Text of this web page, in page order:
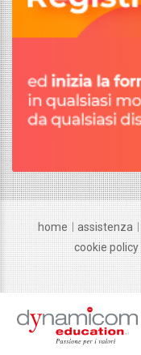
home assistenza
cookie policy